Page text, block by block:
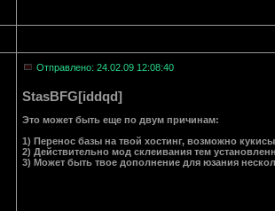
Отправлено: 24.02.09 12:08:40
StasBFG[iddqd]
Это может быть еще по двум причинам:
1) Перенос базы на твой хостинг, возможно
2) Действительно мод склеивания тем
3) Может быть твое дополнение для юзания